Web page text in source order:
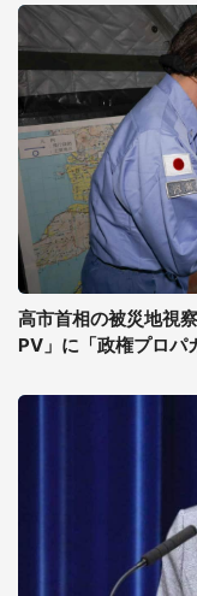
高市首相の被災地視
PV」に「政権プロパ